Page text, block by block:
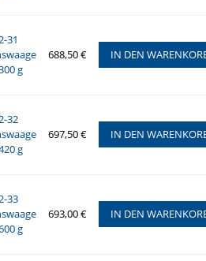
31
g
688,50 € IN DEN
32
g
697,50 € IN DEN
33
g
693,00 € IN DEN